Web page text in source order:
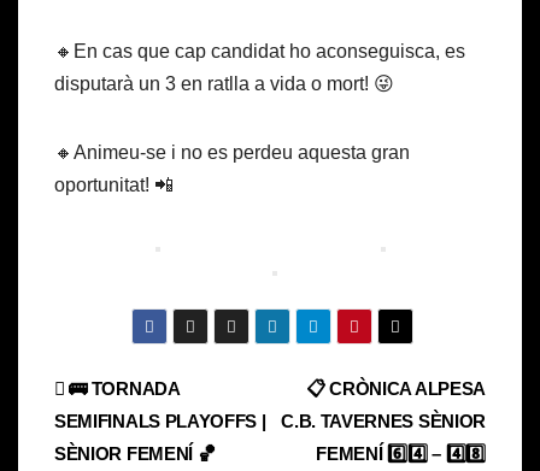
🔸En cas que cap candidat ho aconseguisca, es
disputarà un 3 en ratlla a vida o mort! 😜
🔸Animeu-se i no es perdeu aquesta gran
oportunitat! 📲
Navegación
de
📋 CRÒNICA ALPESA
C.B. TAVERNES SÈNIOR
FEMENÍ 6️⃣4️⃣ – 4️⃣8️⃣
🚌 TORNADA
SEMIFINALS PLAYOFFS |
SÈNIOR FEMENÍ 🏀